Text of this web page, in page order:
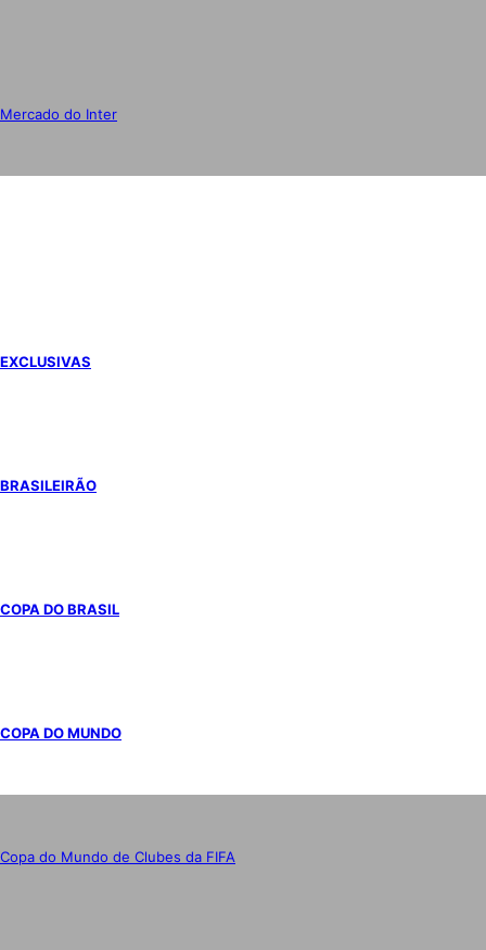
Mercado do Inter
EXCLUSIVAS
BRASILEIRÃO
COPA DO BRASIL
COPA DO MUNDO
Copa do Mundo de Clubes da FIFA